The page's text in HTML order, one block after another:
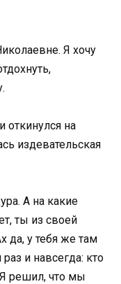
Я хочу
на
издевательская
А на какие
ты из своей
да, у тебя же там
и навсегда: кто
Я решил, что мы